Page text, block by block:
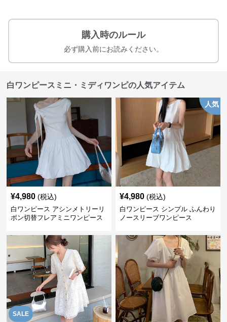
購入時のルール
必ず購入前にお読みください。
白ワンピースミニ・ミディワンピの人気アイテム
¥4,980 (税込)
白ワンピース アシンメトリーリ
ボン切替フレアミニワンピース
人気
¥4,980 (税込)
白ワンピース シンプル ふんわり
ノースリーブワンピース
SALE